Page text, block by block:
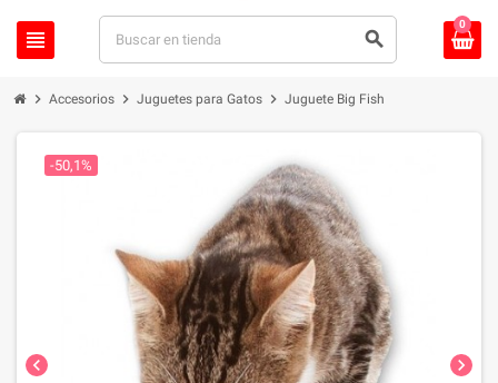
view_headline search
0
chevron_right Accesorios chevron_right Juguetes para Gatos chevron_right Juguete Big Fish
chevron_left chevron_right
-50,1%